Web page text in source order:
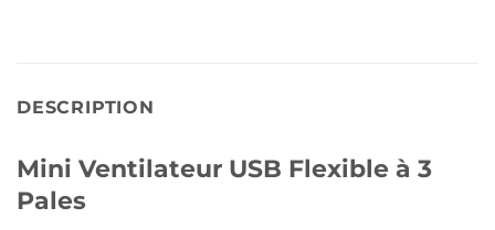
DESCRIPTION
Mini Ventilateur USB Flexible à 3
Pales